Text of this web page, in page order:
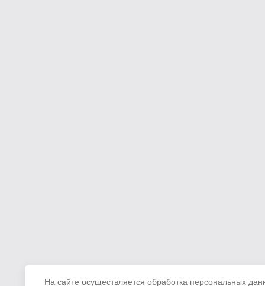
На сайте осуществляется обработка персональных